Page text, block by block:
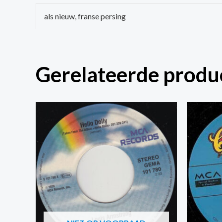
als nieuw, franse persing
Gerelateerde